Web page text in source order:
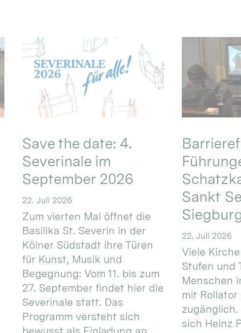
Save the date: 4.
Severinale im
September 2026
22. Juli 2026
Zum vierten Mal öffnet die
Basilika St. Severin in der
Kölner Südstadt ihre Türen
für Kunst, Musik und
Begegnung: Vom 11. bis zum
27. September findet hier die
Severinale statt. Das
Programm versteht sich
Sankt
22. Juli 2026
Viele
Stufen und
Menschen
mit
sich Heinz